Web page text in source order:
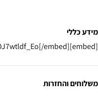
מידע כללי
[embed]https://youtu.be/OJ7wtldf_Eo[/embed]
משלוחים והחזרות